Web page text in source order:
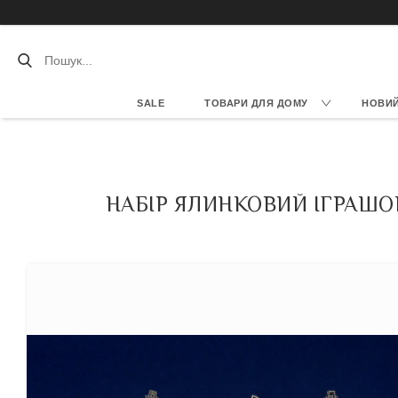
SALE ТОВАРИ ДЛЯ ДОМУ НОВИЙ
НАБІР ЯЛИНКОВИЙ